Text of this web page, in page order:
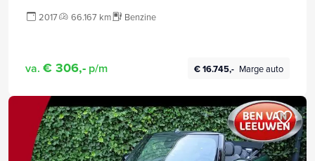
2017 66.167 km Benzine
va. € 306,- p/m € 16.745,- Marge auto